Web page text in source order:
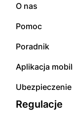
O nas
Pomoc
Poradnik
Aplikacja
Regulacje